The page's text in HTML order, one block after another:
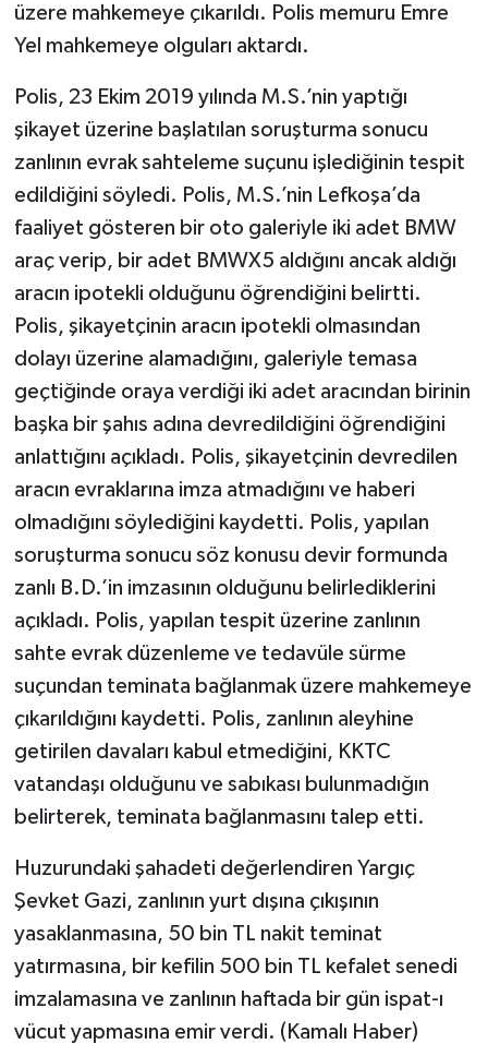
üzere mahkemeye çıkarıldı. Polis memuru Emre
Yel mahkemeye olguları aktardı.
Polis, 23 Ekim 2019 yılında M.S.’nin yaptığı
şikayet üzerine başlatılan soruşturma sonucu
zanlının evrak sahteleme suçunu işlediğinin tespit
edildiğini söyledi. Polis, M.S.’nin Lefkoşa’da
faaliyet gösteren bir oto galeriyle iki adet BMW
araç verip, bir adet BMWX5 aldığını ancak aldığı
aracın ipotekli olduğunu öğrendiğini belirtti.
Polis, şikayetçinin aracın ipotekli olmasından
dolayı üzerine alamadığını, galeriyle temasa
geçtiğinde oraya verdiği iki adet aracından birinin
başka bir şahıs adına devredildiğini öğrendiğini
anlattığını açıkladı. Polis, şikayetçinin devredilen
aracın evraklarına imza atmadığını ve haberi
olmadığını söylediğini kaydetti. Polis, yapılan
soruşturma sonucu söz konusu devir formunda
zanlı B.D.’in imzasının olduğunu belirlediklerini
açıkladı. Polis, yapılan tespit üzerine zanlının
sahte evrak düzenleme ve tedavüle sürme
suçundan teminata bağlanmak üzere mahkemeye
çıkarıldığını kaydetti. Polis, zanlının aleyhine
getirilen davaları kabul etmediğini, KKTC
vatandaşı olduğunu ve sabıkası bulunmadığın
belirterek, teminata bağlanmasını talep etti.
Huzurundaki şahadeti değerlendiren Yargıç
Şevket Gazi, zanlının yurt dışına çıkışının
yasaklanmasına, 50 bin TL nakit teminat
yatırmasına, bir kefilin 500 bin TL kefalet senedi
imzalamasına ve zanlının haftada bir gün ispat-ı
vücut yapmasına emir verdi. (Kamalı Haber)